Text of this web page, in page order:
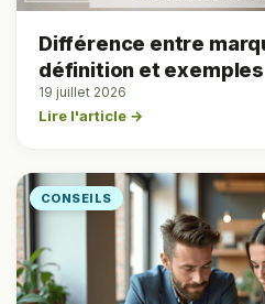
Différence entre
définition et exemples
19 juillet 2026
Lire l'article →
CONSEILS